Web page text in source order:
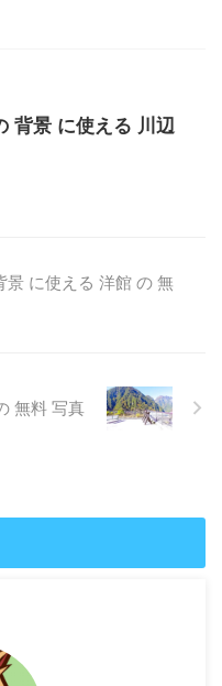
背景 に使える 川辺
景 に使える 洋館 の 無
無料 写真